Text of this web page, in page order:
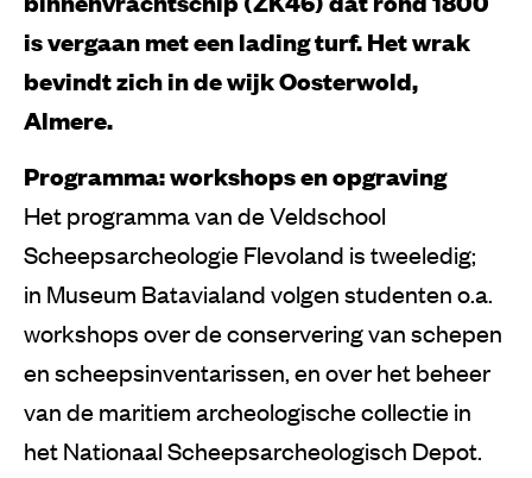
is vergaan met een lading turf. Het wrak
bevindt zich in de wijk Oosterwold,
Almere.
Programma: workshops en opgraving
Het programma van de Veldschool
Scheepsarcheologie Flevoland is tweeledig;
in Museum Batavialand volgen studenten o.a.
workshops over de conservering van schepen
en scheepsinventarissen, en over het beheer
van de maritiem archeologische collectie in
het Nationaal Scheepsarcheologisch Depot.